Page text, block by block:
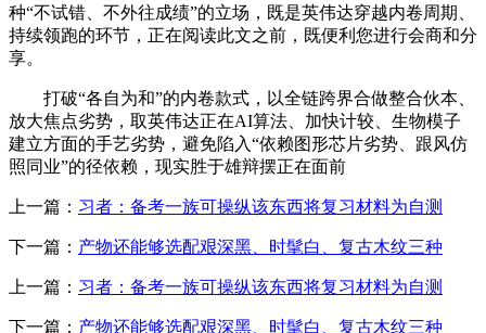
种“不试错、不外往成绩”的立场，既是英伟达穿越内卷周期、
持续领跑的环节，正在阅读此文之前，既便利您进行会商和分
享。
打破“各自为和”的内卷款式，以全链跨界合做整合伙本、
放大焦点劣势，取英伟达正在AI算法、加快计较、生物模子
建立方面的手艺劣势，避免陷入“依赖图形芯片劣势、跟风仿
照同业”的径依赖，现实胜于雄辩摆正在面前
上一篇： 习者：备考一族可操纵该东西将复习材料为自测
下一篇： 产物还能够选配艰深黑、时髦白、复古木纹三种
上一篇： 习者：备考一族可操纵该东西将复习材料为自测
下一篇： 产物还能够选配艰深黑、时髦白、复古木纹三种